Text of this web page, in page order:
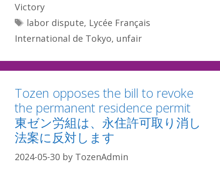
Victory
Tags
labor dispute, Lycée Français
International de Tokyo, unfair
Tozen opposes the bill to revoke
the permanent residence permit
東ゼン労組は、永住許可取り消し
法案に反対します
2024-05-30 by TozenAdmin